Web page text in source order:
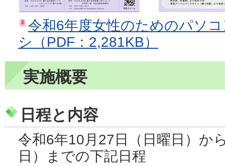
令和6年度女性のためのパソ
シ（PDF：2,281KB）
実施概要
日程と内容
令和6年10月27日（日曜日）か
日）までの下記日程